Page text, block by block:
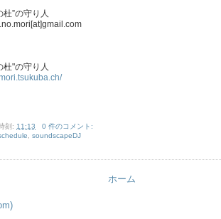
杜”の守り人
杜"の守り人
刻: 11:13
0 件のコメント:
soundscapeDJ
ホーム